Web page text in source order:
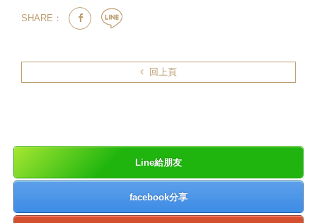
SHARE：
回上頁
Line給朋友
facebook分享